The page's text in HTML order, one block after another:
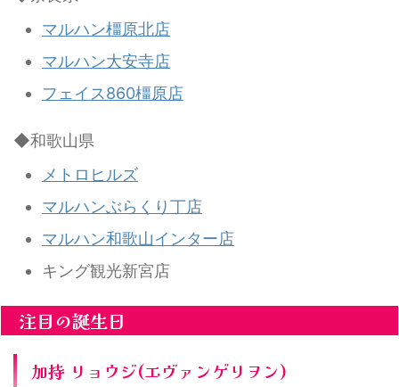
マルハン橿原北店
マルハン大安寺店
フェイス860橿原店
◆和歌山県
メトロヒルズ
マルハンぶらくり丁店
マルハン和歌山インター店
キング観光新宮店
注目の誕生日
加持 リョウジ(エヴァンゲリヲン)